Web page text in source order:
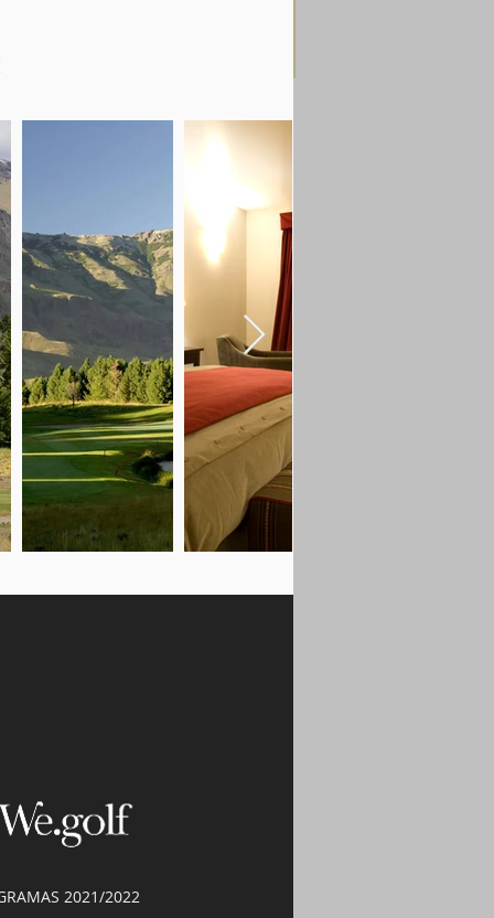
2021/2022